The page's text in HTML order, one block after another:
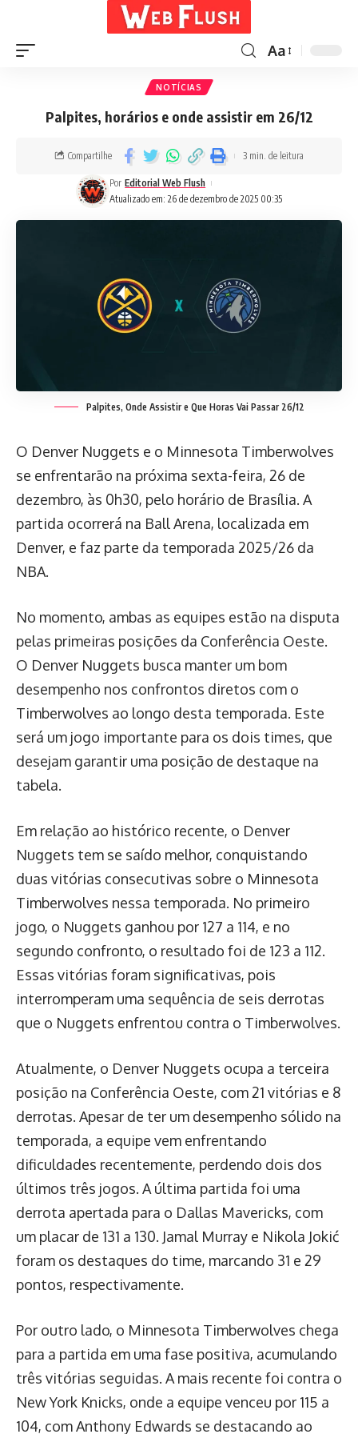
Aa
NOTÍCIAS
Palpites, horários e onde assistir em 26/12
Atualizado em: 26 de dezembro de 2025 00:35
Por Editorial Web Flush
Compartilhe 3 min. de leitura
Palpites, Onde Assistir e Que Horas Vai Passar 26/12
O Denver Nuggets e o Minnesota Timberwolves
se enfrentarão na próxima sexta-feira, 26 de
dezembro, às 0h30, pelo horário de Brasília. A
partida ocorrerá na Ball Arena, localizada em
Denver, e faz parte da temporada 2025/26 da
NBA.
No momento, ambas as equipes estão na disputa
pelas primeiras posições da Conferência Oeste.
O Denver Nuggets busca manter um bom
desempenho nos confrontos diretos com o
Timberwolves ao longo desta temporada. Este
será um jogo importante para os dois times, que
desejam garantir uma posição de destaque na
tabela.
Em relação ao histórico recente, o Denver
Nuggets tem se saído melhor, conquistando
duas vitórias consecutivas sobre o Minnesota
Timberwolves nessa temporada. No primeiro
jogo, o Nuggets ganhou por 127 a 114, e no
segundo confronto, o resultado foi de 123 a 112.
Essas vitórias foram significativas, pois
interromperam uma sequência de seis derrotas
que o Nuggets enfrentou contra o Timberwolves.
Atualmente, o Denver Nuggets ocupa a terceira
posição na Conferência Oeste, com 21 vitórias e 8
derrotas. Apesar de ter um desempenho sólido na
temporada, a equipe vem enfrentando
dificuldades recentemente, perdendo dois dos
últimos três jogos. A última partida foi uma
derrota apertada para o Dallas Mavericks, com
um placar de 131 a 130. Jamal Murray e Nikola Jokić
foram os destaques do time, marcando 31 e 29
pontos, respectivamente.
Por outro lado, o Minnesota Timberwolves chega
para a partida em uma fase positiva, acumulando
três vitórias seguidas. A mais recente foi contra o
New York Knicks, onde a equipe venceu por 115 a
104, com Anthony Edwards se destacando ao